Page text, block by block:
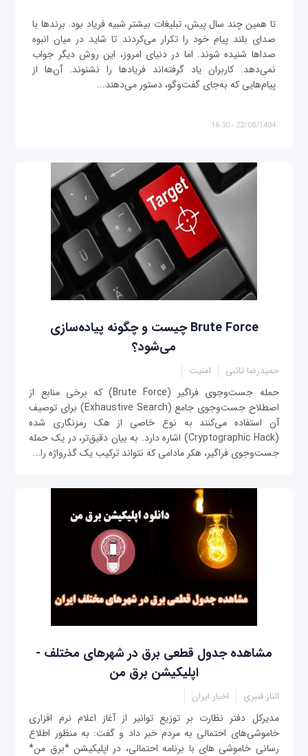
تا همین چند سال پیش، تبلیغات بیشتر شبیه فریاد بود. برندها با
صدای بلند پیام خود را تکرار می‌کردند تا شاید در میان انبوه
صداها شنیده شوند. اما در دنیای امروز، این روش دیگر جواب
نمی‌دهد. کاربران یاد گرفته‌اند فریادها را نشنوند. آن‌ها از
پیام‌هایی که به‌جای گفت‌وگو، دستور می‌دهند...
22/08/1404 - 16:30
Brute Force چیست و چگونه پیاده‌سازی
می‌شود؟
حمیدرضا تائبی امنیت
حمله جست‌وجوی فراگیر (Brute Force) که برخی منابع از
اصطلاح جست‌وجوی جامع (Exhaustive Search) برای توصیف
آن استفاده می‌کنند به نوع خاصی از هک رمزنگاری شده
(Cryptographic Hack) اشاره دارد. به بیان دقیق‌تر، در یک حمله
جست‌وجوی فراگیر، هکر مادامی که نتواند ترکیب یک گذرواژه را...
مشاهده جدول قطعی برق در شهرهای مختلف -
اپلیکیشن برق من
الناز قنبری اخبار ایران
مدیرکل دفتر نظارت بر توزیع توانیر از آغاز اعلام نرم افزاری
خاموشی‌های احتمالی به مردم خبر داد و گفت: به منظور اطلاع
رسانی خاموشی های با برنامه احتمالی، در اپلیکیشن *برق من*